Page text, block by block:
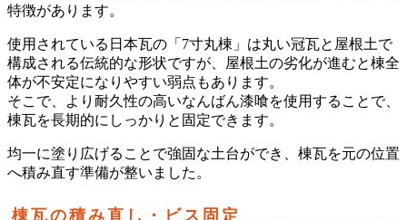
特徴があります。
使用されている日本瓦の「7寸丸棟」は丸い冠瓦と屋根土で
構成される伝統的な形状ですが、屋根土の劣化が進むと棟全
体が不安定になりやすい弱点もあります。
そこで、より耐久性の高いなんばん漆喰を使用することで、
棟瓦を長期的にしっかりと固定できます。
均一に塗り広げることで強固な土台ができ、棟瓦を元の位置
へ積み直す準備が整いました。
棟瓦の積み直し・ビス固定